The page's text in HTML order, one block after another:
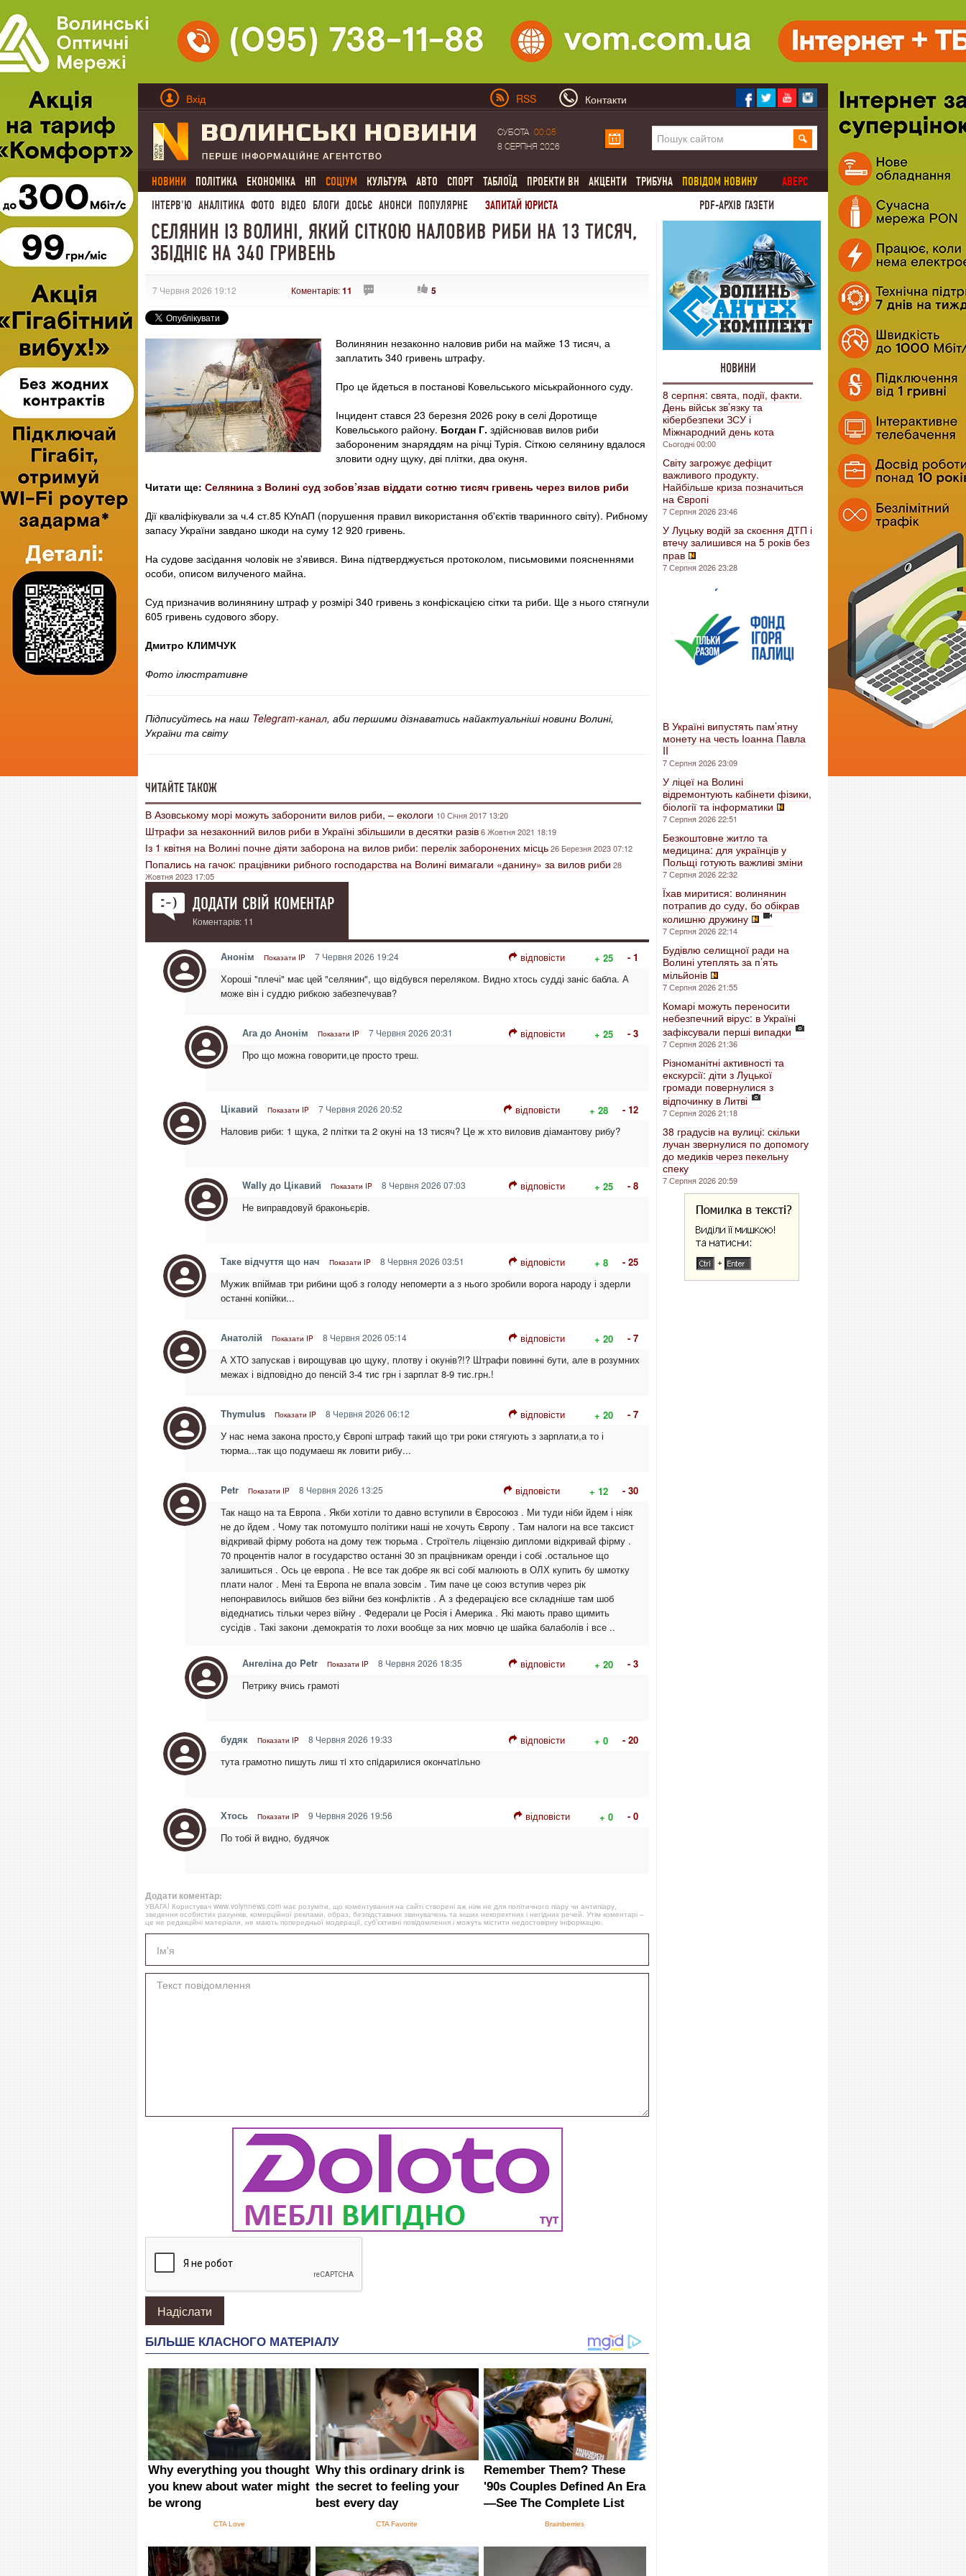
Вхід RSS Контакти
СУБОТА
00:05
8 СЕРПНЯ 2026
НОВИНИ ПОЛІТИКА ЕКОНОМІКА НП СОЦІУМ КУЛЬТУРА АВТО СПОРТ ТАБЛОЇД ПРОЕКТИ ВН АКЦЕНТИ ТРИБУНА ПОВІДОМ НОВИНУ
АВЕРС
ІНТЕРВ'Ю АНАЛІТИКА ФОТО ВІДЕО БЛОГИ ДОСЬЄ АНОНСИ ПОПУЛЯРНЕ ЗАПИТАЙ ЮРИСТА PDF-АРХІВ ГАЗЕТИ
СЕЛЯНИН ІЗ ВОЛИНІ, ЯКИЙ СІТКОЮ НАЛОВИВ РИБИ НА 13 ТИСЯЧ,
ЗБІДНІЄ НА 340 ГРИВЕНЬ
7 Червня 2026 19:12 Коментарів:11 5
Волинянин незаконно наловив риби на майже 13 тисяч, а
заплатить 340 гривень штрафу.
Про це йдеться в постанові Ковельського міськрайонного суду.
Інцидент стався 23 березня 2026 року в селі Доротище
Ковельського району. Богдан Г. здійснював вилов риби
забороненим знаряддям на річці Турія. Сіткою селянину вдалося
зловити одну щуку, дві плітки, два окуня.
Читати ще: Селянина з Волині суд зобов’язав віддати сотню тисяч гривень через вилов риби
Дії кваліфікували за ч.4 ст.85 КУпАП (порушення правил використання об'єктів тваринного світу). Рибному
запасу України завдано шкоди на суму 12 920 гривень.
На судове засідання чоловік не з'явився. Вина підтверджується протоколом, письмовими поясненнями
особи, описом вилученого майна.
Суд призначив волинянину штраф у розмірі 340 гривень з конфіскацією сітки та риби. Ще з нього стягнули
605 гривень судового збору.
Дмитро КЛИМЧУК
Фото ілюстративне
Підписуйтесь на наш Telegram-канал, аби першими дізнаватись найактуальніші новини Волині,
України та світу
ЧИТАЙТЕ ТАКОЖ
В Азовському морі можуть заборонити вилов риби, – екологи 10 Січня 2017 13:20
Штрафи за незаконний вилов риби в Україні збільшили в десятки разів6 Жовтня 2021 18:19
Із 1 квітня на Волині почне діяти заборона на вилов риби: перелік заборонених місць26 Березня 2023 07:12
Попались на гачок: працівники рибного господарства на Волині вимагали «данину» за вилов риби 28
Жовтня 2023 17:05
ДОДАТИ СВІЙ КОМЕНТАР
Коментарів: 11
Анонім Показати IP 7 Червня 2026 19:24 відповісти + 25
- 1
Хороші "плечі" має цей "селянин", що відбувся переляком. Видно хтось судді заніс бабла. А
може він і суддю рибкою забезпечував?
Ага до Анонім Показати IP 7 Червня 2026 20:31 відповісти + 25
- 3
Про що можна говорити,це просто треш.
Цікавий Показати IP 7 Червня 2026 20:52 відповісти + 28
- 12
Наловив риби: 1 щука, 2 плітки та 2 окуні на 13 тисяч? Це ж хто виловив діамантову рибу?
Wally до Цікавий Показати IP 8 Червня 2026 07:03 відповісти + 25
- 8
Не виправдовуй браконьєрів.
Таке відчуття що нач Показати IP 8 Червня 2026 03:51 відповісти + 8
- 25
Мужик впіймав три рибини щоб з голоду непомерти а з нього зробили ворога народу і здерли
останні копійки...
Анатолій Показати IP 8 Червня 2026 05:14 відповісти + 20
- 7
А ХТО запускав і вирощував цю щуку, плотву і окунів?!? Штрафи повинні бути, але в розумних
межах і відповідно до пенсій 3-4 тис грн і зарплат 8-9 тис.грн.!
Thymulus Показати IP 8 Червня 2026 06:12 відповісти + 20
- 7
У нас нема закона просто,у Європі штраф такий що три роки стягують з зарплати,а то і
тюрма...так що подумаеш як ловити рибу...
Petr Показати IP 8 Червня 2026 13:25 відповісти + 12
- 30
Так нащо на та Европа . Якби хотіли то давно вступили в Євросоюз . Ми туди ніби йдем і ніяк
не до йдем . Чому так потомушто політики наші не хочуть Європу . Там налоги на все таксист
відкривай фірму робота на дому теж тюрьма . Строїтель ліцензію дипломи відкривай фірму .
70 процентів налог в государство останні 30 зп працівникам оренди і собі .остальное що
залишиться . Ось це европа . Не все так добре як всі собі малюють в ОЛХ купить бу шмотку
плати налог . Мені та Европа не впала зовсім . Тим паче це союз вступив через рік
непонравилось вийшов без війни без конфліктів . А з федерацією все складніше там шоб
відеднатись тільки через війну . Федерали це Росія і Америка . Які мають право щимить
сусідів . Такі закони .демократія то лохи вообще за них мовчю це шайка балаболів і все ..
Ангеліна до Petr Показати IP 8 Червня 2026 18:35 відповісти + 20
- 3
Петрику вчись грамоті
будяк Показати IP 8 Червня 2026 19:33 відповісти + 0
- 20
тута грамотно пишуть лиш тi хто cпiдарилися окончатiльно
Хтось Показати IP 9 Червня 2026 19:56 відповісти + 0
- 0
По тобі й видно, будячок
Додати коментар:
УВАГА! Користувач www.volynnews.com має розуміти, що коментування на сайті створені аж ніяк не для політичного піару чи антипіару,
зведення особистих рахунків, комерційної реклами, образ, безпідставних звинувачень та інших некоректних і негідних речей. Утім коментарі –
це не редакційні матеріали, не мають попередньої модерації, суб’єктивні повідомлення і можуть містити недостовірну інформацію.
НОВИНИ
8 серпня: свята, події, факти.
День військ зв’язку та
кібербезпеки ЗСУ і
Міжнародний день кота
Сьогодні 00:00
Світу загрожує дефіцит
важливого продукту.
Найбільше криза позначиться
на Європі
7 Серпня 2026 23:46
У Луцьку водій за скоєння ДТП і
втечу залишився на 5 років без
прав
7 Серпня 2026 23:28
В Україні випустять пам’ятну
монету на честь Іоанна Павла
II
7 Серпня 2026 23:09
У ліцеї на Волині
відремонтують кабінети фізики,
біології та інформатики
7 Серпня 2026 22:51
Безкоштовне житло та
медицина: для українців у
Польщі готують важливі зміни
7 Серпня 2026 22:32
Їхав миритися: волинянин
потрапив до суду, бо обікрав
колишню дружину
7 Серпня 2026 22:14
Будівлю селищної ради на
Волині утеплять за п’ять
мільйонів
7 Серпня 2026 21:55
Комарі можуть переносити
небезпечний вірус: в Україні
зафіксували перші випадки
7 Серпня 2026 21:36
Різноманітні активності та
екскурсії: діти з Луцької
громади повернулися з
відпочинку в Литві
7 Серпня 2026 21:18
38 градусів на вулиці: скільки
лучан звернулися по допомогу
до медиків через пекельну
спеку
7 Серпня 2026 20:59